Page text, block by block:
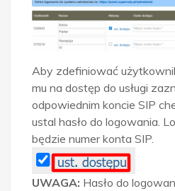
Aby zdefiniować
mu na dostęp do usługi
odpowiednim koncie SIP
ustal hasło do logowania.
będzie numer konta SIP.
UWAGA: Hasło do